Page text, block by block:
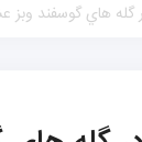
هاي گوسفند وبز